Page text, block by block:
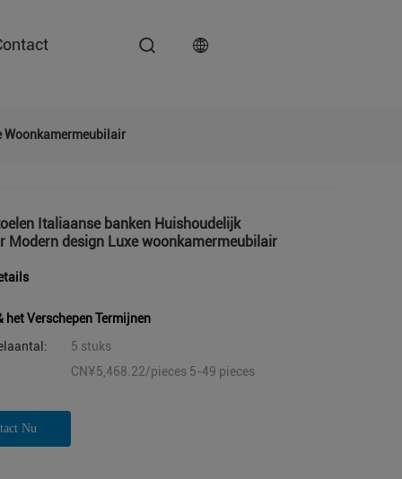
Woonkamermeubilair
Italiaanse banken Huishoudelijk
Modern design Luxe woonkamermeubilair
het Verschepen Termijnen
5 stuks
CN¥5,468.22/pieces 5-49 pieces
Nu